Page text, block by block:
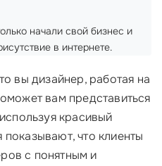
начали свой бизнес и
в интернете.
вы дизайнер, работая на
вам представиться
красивый
что клиенты
с понятным и